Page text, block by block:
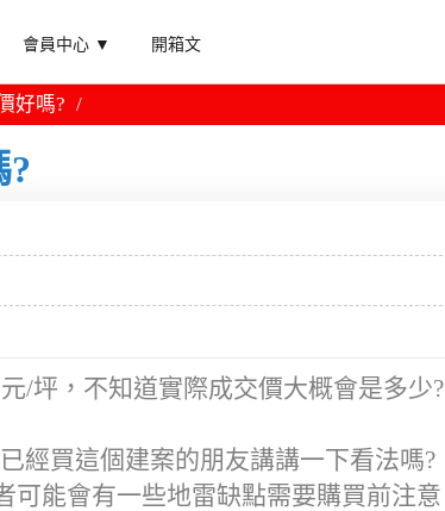
會員中心 ▼ 開箱文
好嗎?
/坪，不知道實際成交價大概會是多少?
經買這個建案的朋友講講一下看法嗎?
可能會有一些地雷缺點需要購買前注意